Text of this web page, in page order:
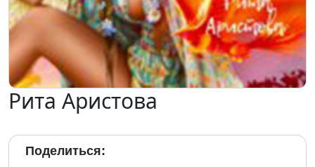
Рита Аристова
Поделиться: